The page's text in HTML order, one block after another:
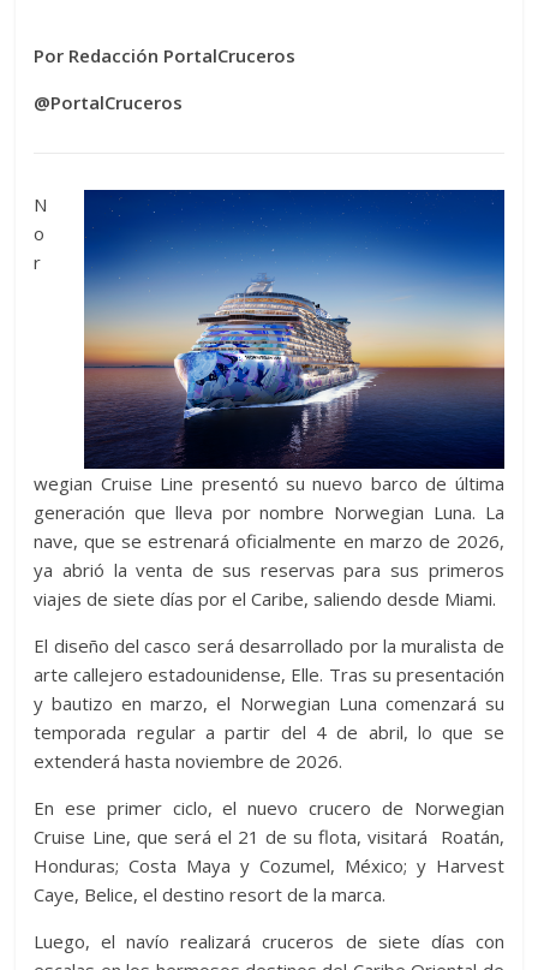
Por Redacción PortalCruceros
@PortalCruceros
N
o
r
wegian Cruise Line presentó su nuevo barco de última
generación que lleva por nombre Norwegian Luna. La
nave, que se estrenará oficialmente en marzo de 2026,
ya abrió la venta de sus reservas para sus primeros
viajes de siete días por el Caribe, saliendo desde Miami.
El diseño del casco será desarrollado por la muralista de
arte callejero estadounidense, Elle. Tras su presentación
y bautizo en marzo, el Norwegian Luna comenzará su
temporada regular a partir del 4 de abril, lo que se
extenderá hasta noviembre de 2026.
En ese primer ciclo, el nuevo crucero de Norwegian
Cruise Line, que será el 21 de su flota, visitará Roatán,
Honduras; Costa Maya y Cozumel, México; y Harvest
Caye, Belice, el destino resort de la marca.
Luego, el navío realizará cruceros de siete días con